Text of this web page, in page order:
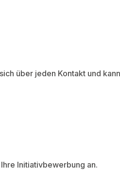
über jeden Kontakt und
Initiativbewerbung an.